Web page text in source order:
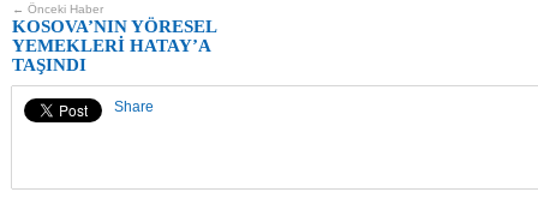
← Önceki Haber
KOSOVA’NIN YÖRESEL
YEMEKLERİ HATAY’A
TAŞINDI
Share